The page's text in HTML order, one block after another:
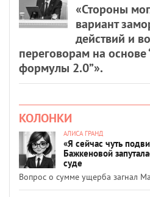
«Стороны
вариант
действий и
переговорам на основе
формулы 2.0”».
КОЛОНКИ
АЛИСА ГРАНД
«Я сейчас чуть
Бажкеновой
суде
Вопрос о сумме ущерба загнал